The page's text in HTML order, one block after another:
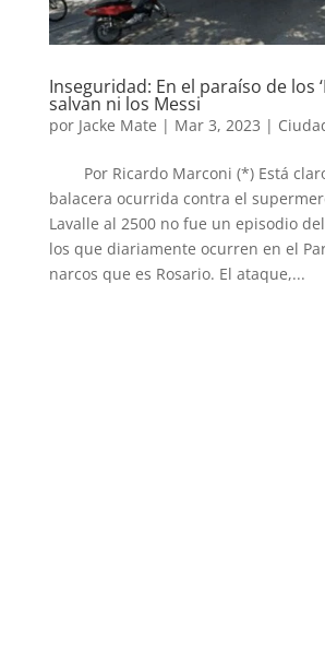
Inseguridad: En el paraíso de los
salvan ni los Messi
por Jacke Mate | Mar 3, 2023 |
Por Ricardo Marconi (*) Está
balacera ocurrida contra el
Lavalle al 2500 no fue un episodio
los que diariamente ocurren en el
narcos que es Rosario. El ataque,...